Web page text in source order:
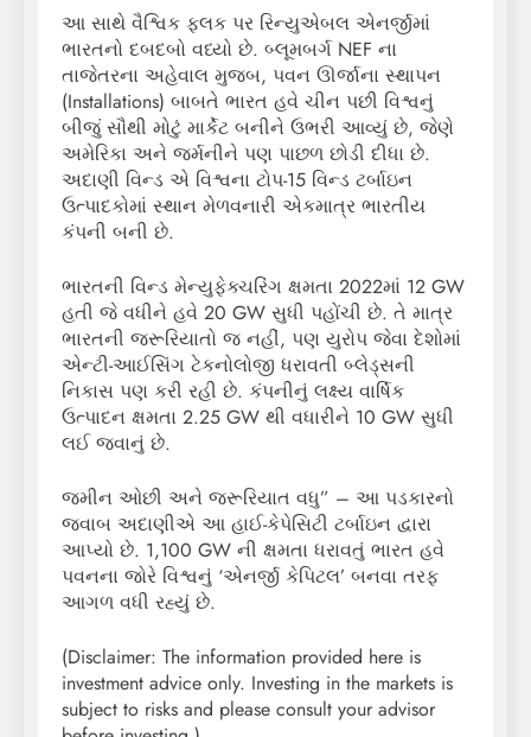
આ સાથે વૈશ્વિક ફલક પર રિન્યુએબલ એનર્જીમાં
ભારતનો દબદબો વધ્યો છે. બ્લૂમબર્ગ NEF ના
તાજેતરના અહેવાલ મુજબ, પવન ઊર્જાના સ્થાપન
(Installations) બાબતે ભારત હવે ચીન પછી વિશ્વનું
બીજું સૌથી મોટું માર્કેટ બનીને ઉભરી આવ્યું છે, જેણે
અમેરિકા અને જર્મનીને પણ પાછળ છોડી દીધા છે.
અદાણી વિન્ડ એ વિશ્વના ટોપ-15 વિન્ડ ટર્બાઇન
ઉત્પાદકોમાં સ્થાન મેળવનારી એકમાત્ર ભારતીય
કંપની બની છે.
ભારતની વિન્ડ મેન્યુફેક્ચરિંગ ક્ષમતા 2022માં 12 GW
હતી જે વધીને હવે 20 GW સુધી પહોંચી છે. તે માત્ર
ભારતની જરૂરિયાતો જ નહીં, પણ યુરોપ જેવા દેશોમાં
એન્ટી-આઈસિંગ ટેકનોલોજી ધરાવતી બ્લેડ્સની
નિકાસ પણ કરી રહી છે. કંપનીનું લક્ષ્ય વાર્ષિક
ઉત્પાદન ક્ષમતા 2.25 GW થી વધારીને 10 GW સુધી
લઈ જવાનું છે.
જમીન ઓછી અને જરૂરિયાત વધુ” – આ પડકારનો
જવાબ અદાણીએ આ હાઈ-કેપેસિટી ટર્બાઇન દ્વારા
આપ્યો છે. 1,100 GW ની ક્ષમતા ધરાવતું ભારત હવે
પવનના જોરે વિશ્વનું ‘એનર્જી કેપિટલ’ બનવા તરફ
આગળ વધી રહ્યું છે.
(Disclaimer: The information provided here is
investment advice only. Investing in the markets is
subject to risks and please consult your advisor